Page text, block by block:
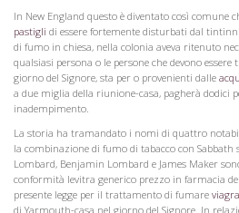
In New England questo è diventato così comune
pastigli di essere fortemente disturbati dal
di fumo in chiesa, nella colonia aveva ritenuto
qualsiasi persona o le persone che devono
giorno del Signore, sta per o provenienti dalle
a due miglia della riunione-casa, pagherà dodici
inadempimento.
La storia ha tramandato i nomi di quattro
la combinazione di fumo di tabacco con Sabbath
Lombard, Benjamin Lombard e James Maker
conformità levitra generico prezzo in farmacia
presente legge per il trattamento di fumare
di Yarmouth-casa nel giorno del Signore. In